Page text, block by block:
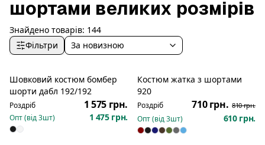
шортами великих розмірів
Знайдено товарів: 144
Фільтри
За новизною
Новинка
Шовковий костюм бомбер
шорти дабл 192/192
Роздріб 1 575 грн.
Опт (від3шт) 1 475 грн.
Розпродаж
Костюм жатка з шортами
920
Роздріб 710 грн. 810 грн.
Опт (від3шт) 610 грн.